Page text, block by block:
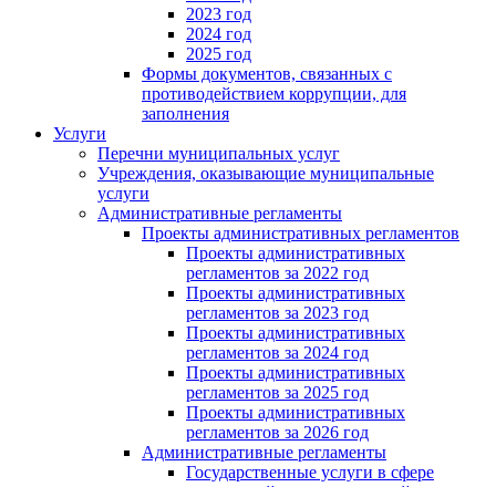
2023 год
2024 год
2025 год
Формы документов, связанных с
противодействием коррупции, для
заполнения
Услуги
Перечни муниципальных услуг
Учреждения, оказывающие муниципальные
услуги
Административные регламенты
Проекты административных регламентов
Проекты административных
регламентов за 2022 год
Проекты административных
регламентов за 2023 год
Проекты административных
регламентов за 2024 год
Проекты административных
регламентов за 2025 год
Проекты административных
регламентов за 2026 год
Административные регламенты
Государственные услуги в сфере